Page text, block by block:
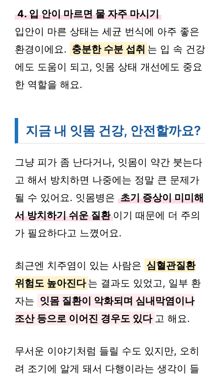
4. 입 안이 마르면 물 자주 마시기
입안이 마른 상태는 세균 번식에 아주 좋은
환경이에요. 충분한 수분 섭취 는 입 속 건강
에도 도움이 되고, 잇몸 상태 개선에도 중요
한 역할을 해요.
지금 내 잇몸 건강, 안전할까요?
그냥 피가 좀 난다거나, 잇몸이 약간 붓는다
고 해서 방치하면 나중에는 정말 큰 문제가
될 수 있어요. 잇몸병은 초기 증상이 미미해
서 방치하기 쉬운 질환 이기 때문에 더 주의
가 필요하다고 느꼈어요.
최근엔 치주염이 있는 사람은 심혈관질환
위험도 높아진다 는 결과도 있었고, 일부 환
자는 잇몸 질환이 악화되며 심내막염이나
조산 등으로 이어진 경우도 있다 고 해요.
무서운 이야기처럼 들릴 수도 있지만, 오히
려 조기에 알게 돼서 다행이라는 생각이 들